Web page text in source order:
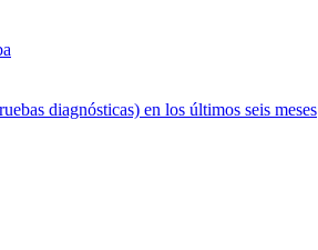
diagnósticas) en los últimos seis meses